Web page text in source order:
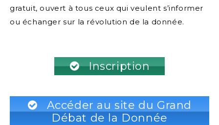
gratuit, ouvert à tous ceux qui veulent s’informer
ou échanger sur la révolution de la donnée.
Inscription
Accéder au site du Grand
Débat de la Donnée